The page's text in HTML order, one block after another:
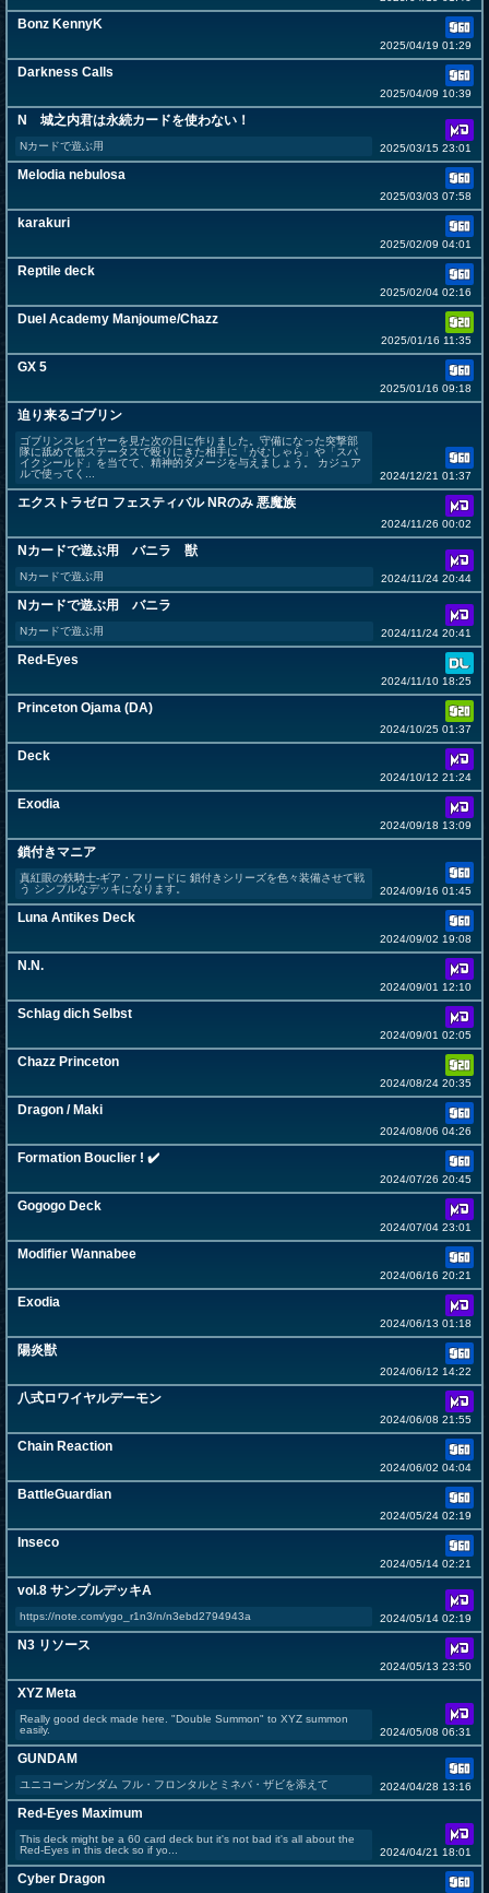
Bonz KennyK
2025/04/19 01:29
Darkness Calls
2025/04/09 10:39
N 城之内君は永続カードを使わない！
Nカードで遊ぶ用 2025/03/15 23:01
Melodia nebulosa
2025/03/03 07:58
karakuri
2025/02/09 04:01
Reptile deck
2025/02/04 02:16
Duel Academy Manjoume/Chazz
2025/01/16 11:35
GX 5
2025/01/16 09:18
迫り来るゴブリン
ゴブリンスレイヤーを見た次の日に作りました。守備になった突撃部
隊に舐めて低ステータスで殴りにきた相手に「がむしゃら」や「スパ
イクシールド」を当てて、精神的ダメージを与えましょう。 カジュア
ルで使ってく...
2024/12/21 01:37
エクストラゼロ フェスティバル NRのみ 悪魔族
2024/11/26 00:02
Nカードで遊ぶ用 バニラ 獣
Nカードで遊ぶ用 2024/11/24 20:44
Nカードで遊ぶ用 バニラ
Nカードで遊ぶ用 2024/11/24 20:41
Red-Eyes
2024/11/10 18:25
Princeton Ojama (DA)
2024/10/25 01:37
Deck
2024/10/12 21:24
Exodia
2024/09/18 13:09
鎖付きマニア
真紅眼の鉄騎士-ギア・フリードに 鎖付きシリーズを色々装備させて戦
う シンプルなデッキになります。
2024/09/16 01:45
Luna Antikes Deck
2024/09/02 19:08
N.N.
2024/09/01 12:10
Schlag dich Selbst
2024/09/01 02:05
Chazz Princeton
2024/08/24 20:35
Dragon / Maki
2024/08/06 04:26
Formation Bouclier ! ✔️
2024/07/26 20:45
Gogogo Deck
2024/07/04 23:01
Modifier Wannabee
2024/06/16 20:21
Exodia
2024/06/13 01:18
陽炎獣
2024/06/12 14:22
八式ロワイヤルデーモン
2024/06/08 21:55
Chain Reaction
2024/06/02 04:04
BattleGuardian
2024/05/24 02:19
Inseco
2024/05/14 02:21
vol.8 サンプルデッキA
https://note.com/ygo_r1n3/n/n3ebd2794943a 2024/05/14 02:19
N3 リソース
2024/05/13 23:50
XYZ Meta
Really good deck made here. "Double Summon" to XYZ summon
easily.
2024/05/08 06:31
GUNDAM
ユニコーンガンダム フル・フロンタルとミネバ・ザビを添えて 2024/04/28 13:16
Red-Eyes Maximum
This deck might be a 60 card deck but it's not bad it's all about the
Red-Eyes in this deck so if yo...
2024/04/21 18:01
Cyber Dragon